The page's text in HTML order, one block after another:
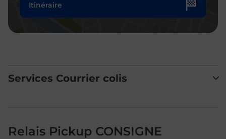
Itinéraire
Services Courrier colis
Relais Pickup CONSIGNE